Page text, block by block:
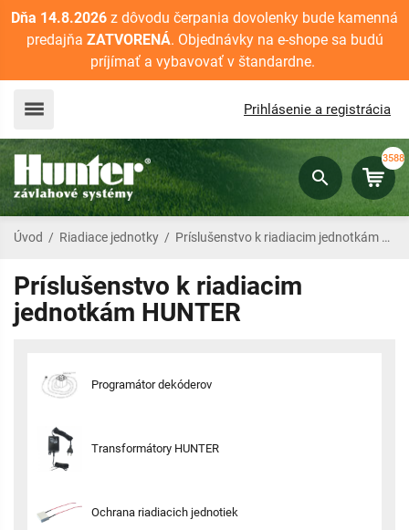
Dňa 14.8.2026 z dôvodu čerpania dovolenky bude kamenná
predajňa ZATVORENÁ. Objednávky na e-shope sa budú
príjímať a vybavovať v štandardne.
Prihlásenie a registrácia
3588
Úvod / Riadiace jednotky / Príslušenstvo k riadiacim jednotkám HUNTER
Príslušenstvo k riadiacim
jednotkám HUNTER
Programátor dekóderov
Transformátory HUNTER
Ochrana riadiacich jednotiek